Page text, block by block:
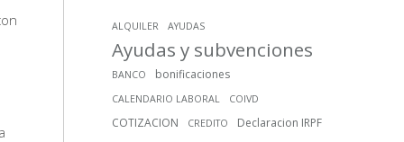
ALQUILER AYUDAS
Ayudas y subvenciones
BANCO bonificaciones
CALENDARIO LABORAL COIVD
COTIZACION CREDITO Declaracion IRPF